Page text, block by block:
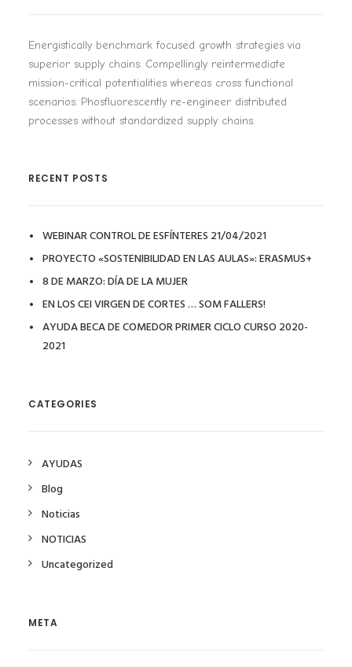
Energistically benchmark focused growth strategies via
superior supply chains. Compellingly reintermediate
mission-critical potentialities whereas cross functional
scenarios. Phosfluorescently re-engineer distributed
processes without standardized supply chains.
RECENT POSTS
WEBINAR CONTROL DE ESFÍNTERES 21/04/2021
PROYECTO «SOSTENIBILIDAD EN LAS AULAS»: ERASMUS+
8 DE MARZO: DÍA DE LA MUJER
EN LOS CEI VIRGEN DE CORTES … SOM FALLERS!
AYUDA BECA DE COMEDOR PRIMER CICLO CURSO 2020-
2021
CATEGORIES
AYUDAS
Blog
Noticias
NOTICIAS
Uncategorized
META